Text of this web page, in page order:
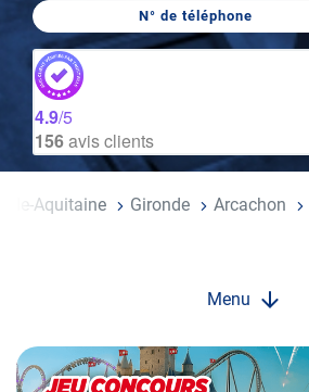
N° de téléphone
AFFICHER
LE
ARCACHON
4.9/5
156avis clients
Aquitaine Gironde Arcachon
Menu
Opération
spéciale